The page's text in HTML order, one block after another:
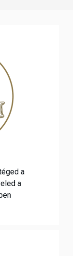
a
a